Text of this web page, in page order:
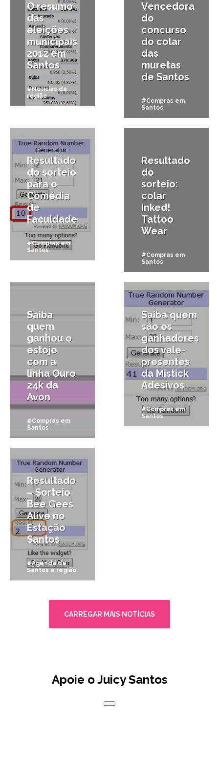
O resumo
das
eleições
municipais
2012 em
Santos
#Notícias da
região
Vencedora
do
concurso
do colar
das
muretas
de Santos
#Compras em
Santos
Resultado
do sorteio
para o
Comédia
de
Faculdade
#Compras em
Santos
26/07/2011
Resultado
do
sorteio:
colar
Inked!
Tattoo
Wear
#Compras em
Santos
Saiba
quem
ganhou o
estojo
com a
linha Ouro
24k da
Avon
#Compras em
Santos
17/05/2011
Saiba quem
são os
ganhadores
dos vale-
presentes
da Mistick
Adesivos
#Compras em
Santos
14/04/2011
Resultado
– Sorteio
Bee Gees
Alive no
Estação
Santos
#Agenda de
Santos e região
CARREGAR MAIS NOTÍCIAS
Apoie o Juicy Santos